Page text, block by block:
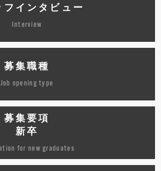
フインタビュー
Interview
募集職種
Job opening type
募集要項
新卒
for new graduates